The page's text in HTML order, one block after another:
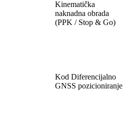
Kinematička
naknadna obrada
(PPK / Stop & Go)
Kod Diferencijalno
GNSS pozicioniranje